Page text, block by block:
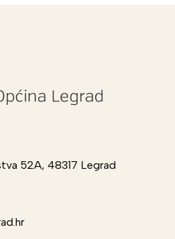
52A, 48317 Legrad